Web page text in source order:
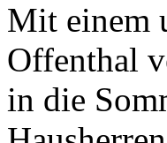
Mit einem
Offenthal
in die